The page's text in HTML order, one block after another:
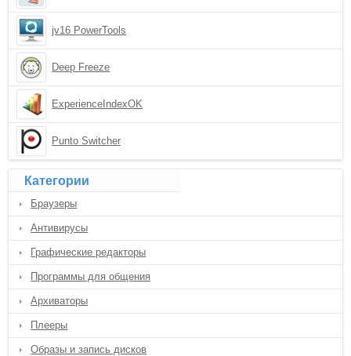
jv16 PowerTools
Deep Freeze
ExperienceIndexOK
Punto Switcher
Категории
Браузеры
Антивирусы
Графические редакторы
Программы для общения
Архиваторы
Плееры
Образы и запись дисков